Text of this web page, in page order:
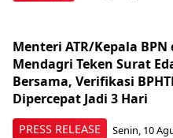
PRESS RELEASE
Menteri ATR/Kepala BPN
Mendagri Teken Surat
Bersama, Verifikasi
Dipercepat Jadi 3 Hari
Senin, 10